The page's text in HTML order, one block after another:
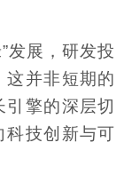
发展，研发投
这并非短期的
擎的深层切
科技创新与可